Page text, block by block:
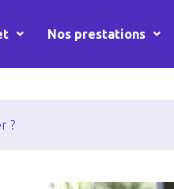
Nos prestations
?